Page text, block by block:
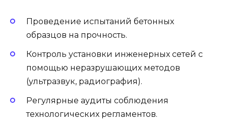
Проведение испытаний бетонных
образцов на прочность.
Контроль установки инженерных сетей с
помощью неразрушающих методов
(ультразвук, радиография).
Регулярные аудиты соблюдения
технологических регламентов.